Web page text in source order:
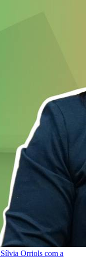
Orriols com a